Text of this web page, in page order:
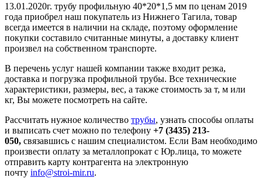
13.01.2020г. трубу профильную 40*20*1,5 мм по ценам 2019
года приобрел наш покупатель из Нижнего Тагила, товар
всегда имеется в наличии на складе, поэтому оформление
покупки составило считанные минуты, а доставку клиент
произвел на собственном транспорте.
В перечень услуг нашей компании также входит резка,
доставка и погрузка профильной трубы. Все технические
характеристики, размеры, вес, а также стоимость за т, м или
кг, Вы можете посмотреть на сайте.
Рассчитать нужное количество трубы, узнать способы оплаты
и выписать счет можно по телефону +7 (3435) 213-
050, связавшись с нашим специалистом. Если Вам необходимо
произвести оплату за металлопрокат с Юр.лица, то можете
отправить карту контрагента на электронную
почту info@stroi-mir.ru.